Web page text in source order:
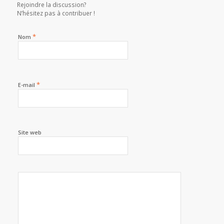
Rejoindre la discussion?
N’hésitez pas à contribuer !
Nom *
E-mail *
Site web